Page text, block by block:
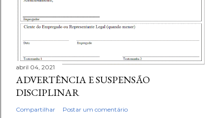
abril 04, 2021
ADVERTÊNCIA E SUSPENSÃO
DISCIPLINAR
Compartilhar Postar um comentário